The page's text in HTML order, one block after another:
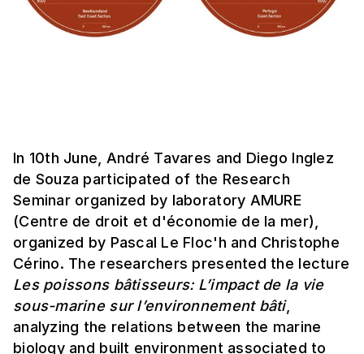
In 10th June, André Tavares and Diego Inglez
de Souza participated of the Research
Seminar organized by laboratory AMURE
(Centre de droit et d'économie de la mer),
organized by Pascal Le Floc'h and Christophe
Cérino. The researchers presented the lecture
Les poissons bâtisseurs: L’impact de la vie
sous-marine sur l’environnement bâti,
analyzing the relations between the marine
biology and built environment associated to